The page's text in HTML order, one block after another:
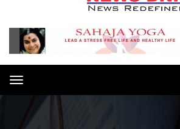
Toggle
navigation